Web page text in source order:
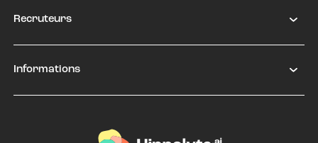
Recruteurs
Informations